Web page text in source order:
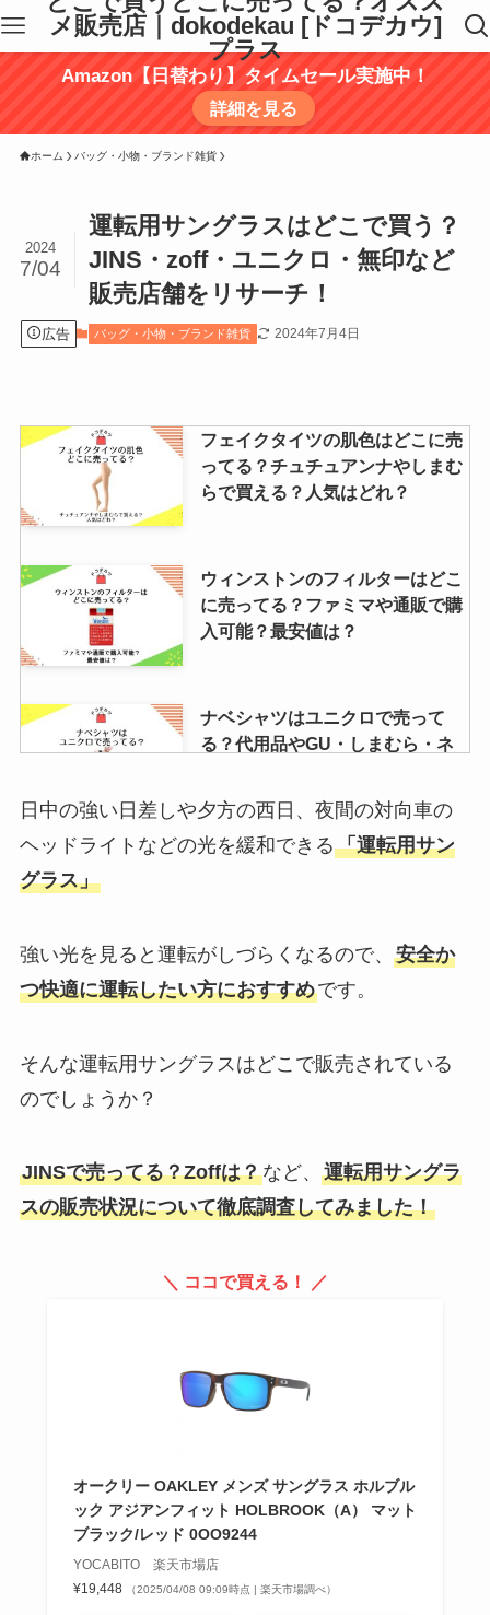
メ販売店｜dokodekau [ドコデカウ]
プラス
Amazon【日替わり】タイムセール実施中！
詳細を見る
ホーム バッグ・小物・ブランド雑貨
運転用サングラスはどこで買う？
JINS・zoff・ユニクロ・無印など
販売店舗をリサーチ！
2024
7/04
広告 バッグ・小物・ブランド雑貨 2024年7月4日
フェイクタイツの肌色はどこに売
ってる？チュチュアンナやしまむ
らで買える？人気はどれ？
ウィンストンのフィルターはどこ
に売ってる？ファミマや通販で購
入可能？最安値は？
ナベシャツはユニクロで売って
る？代用品やGU・しまむら・ネ
フィッティマスク買えるところと
【kose】カールキープマジックは
コンビニ・東京駅・大阪・北九州
など売ってる場所を調査！
スラムダンクのグッズが売ってる
adidasのサンバが売ってない！な
入方法・対象店舗・会員登録方法
日中の強い日差しや夕方の西日、夜間の対向車の
ヘッドライトなどの光を緩和できる「運転用サン
グラス」
強い光を見ると運転がしづらくなるので、 安全か
つ快適に運転したい方におすすめです。
そんな運転用サングラスはどこで販売されている
のでしょうか？
JINSで売ってる？Zoffは？など、 運転用サングラ
スの販売状況について徹底調査してみました！
＼ ココで買える！ ／
オークリー OAKLEY メンズ サングラス ホルブル
ック アジアンフィット HOLBROOK（A） マット
ブラック/レッド 0OO9244
YOCABITO 楽天市場店
¥19,448
（2025/04/08 09:09時点 | 楽天市場調べ）